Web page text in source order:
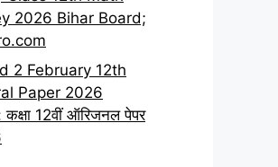
2026 Bihar Board;
2 February 12th
Paper 2026
12वीं ऑरिजनल पेपर